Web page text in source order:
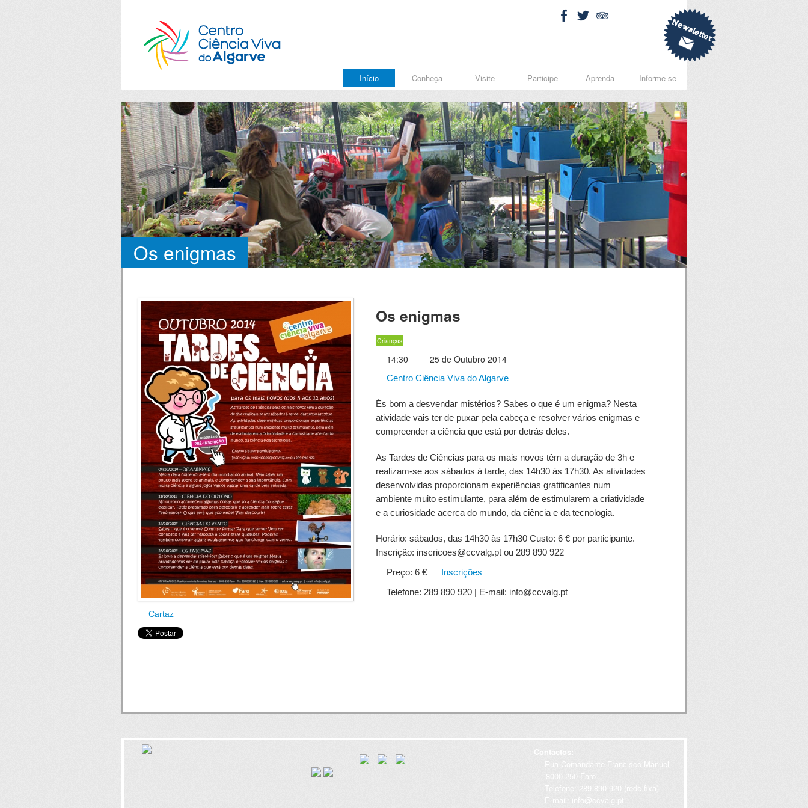
Início Conheça Visite Participe Aprenda Informe-se
Os enigmas
Cartaz
Os enigmas
Crianças
14:30 25 de Outubro 2014
Centro Ciência Viva do Algarve
És bom a desvendar mistérios? Sabes o que é um enigma? Nesta
atividade vais ter de puxar pela cabeça e resolver vários enigmas e
compreender a ciência que está por detrás deles.
As Tardes de Ciências para os mais novos têm a duração de 3h e
realizam-se aos sábados à tarde, das 14h30 às 17h30. As atividades
desenvolvidas proporcionam experiências gratificantes num
ambiente muito estimulante, para além de estimularem a criatividade
e a curiosidade acerca do mundo, da ciência e da tecnologia.
Horário: sábados, das 14h30 às 17h30 Custo: 6 € por participante.
Inscrição: inscricoes@ccvalg.pt ou 289 890 922
Preço: 6 €
Inscrições
Telefone: 289 890 920 | E-mail: info@ccvalg.pt
Contactos:
Rua Comandante Francisco Manuel
8000-250 Faro
Telefone: 289 890 920 (rede fixa)
E-mail: info@ccvalg.pt